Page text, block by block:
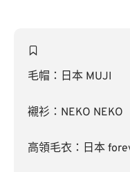
毛帽：日本 MUJI
襯衫：NEKO NEKO
高領毛衣：日本